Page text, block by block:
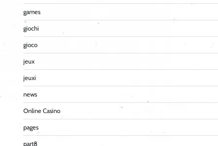
games
giochi
gioco
jeux
jeuxi
news
Online Casino
pages
part8